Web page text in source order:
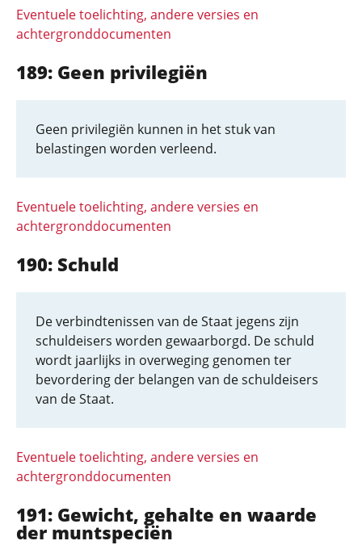
Eventuele toelichting, andere versies en
achtergronddocumenten
189: Geen privilegiën
Geen privilegiën kunnen in het stuk van
belastingen worden verleend.
Eventuele toelichting, andere versies en
achtergronddocumenten
190: Schuld
De verbindtenissen van de Staat jegens zijn
schuldeisers worden gewaarborgd. De schuld
wordt jaarlijks in overweging genomen ter
bevordering der belangen van de schuldeisers
van de Staat.
Eventuele toelichting, andere versies en
achtergronddocumenten
191: Gewicht, gehalte en waarde
der muntspeciën